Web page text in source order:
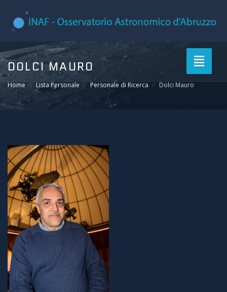
Toggle
DOLCI MAURO
Home Lista Personale Personale di Ricerca Dolci Mauro